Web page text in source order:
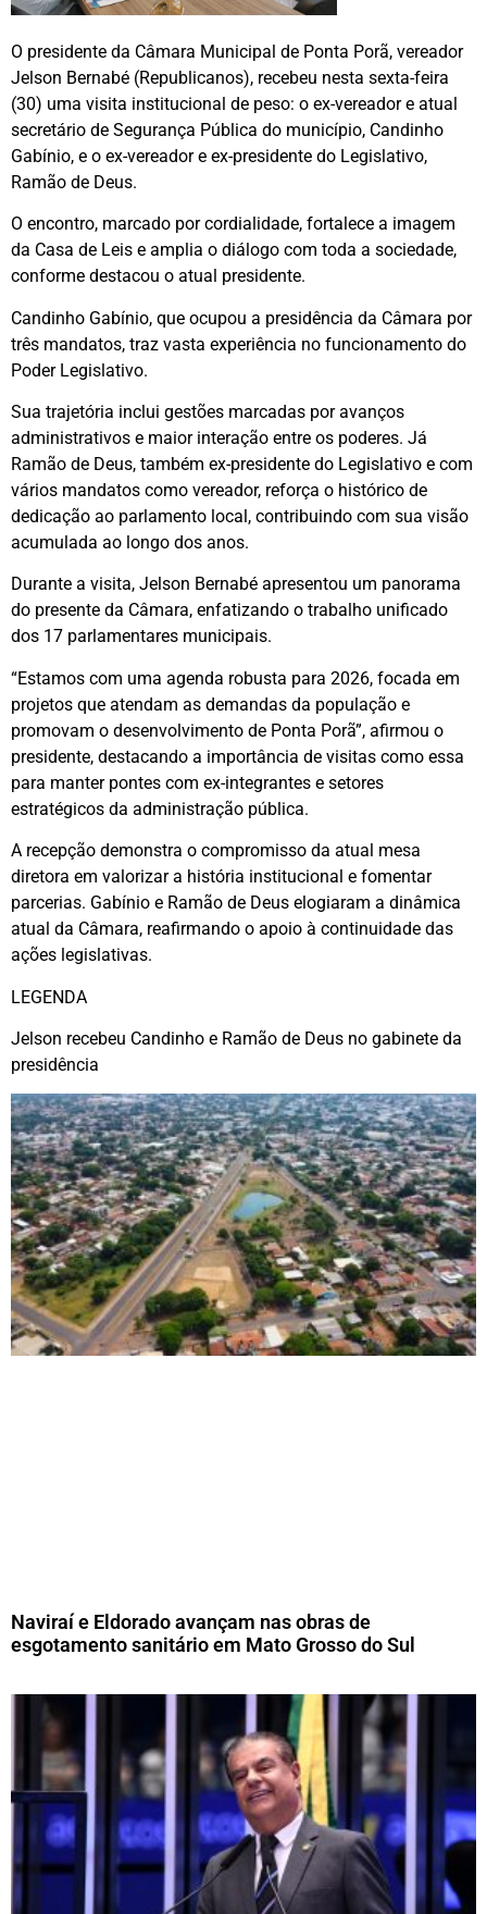
O presidente da Câmara Municipal de Ponta Porã, vereador
Jelson Bernabé (Republicanos), recebeu nesta sexta-feira
(30) uma visita institucional de peso: o ex-vereador e atual
secretário de Segurança Pública do município, Candinho
Gabínio, e o ex-vereador e ex-presidente do Legislativo,
Ramão de Deus.
O encontro, marcado por cordialidade, fortalece a imagem
da Casa de Leis e amplia o diálogo com toda a sociedade,
conforme destacou o atual presidente.
Candinho Gabínio, que ocupou a presidência da Câmara por
três mandatos, traz vasta experiência no funcionamento do
Poder Legislativo.
Sua trajetória inclui gestões marcadas por avanços
administrativos e maior interação entre os poderes. Já
Ramão de Deus, também ex-presidente do Legislativo e com
vários mandatos como vereador, reforça o histórico de
dedicação ao parlamento local, contribuindo com sua visão
acumulada ao longo dos anos.
Durante a visita, Jelson Bernabé apresentou um panorama
do presente da Câmara, enfatizando o trabalho unificado
dos 17 parlamentares municipais.
“Estamos com uma agenda robusta para 2026, focada em
projetos que atendam as demandas da população e
promovam o desenvolvimento de Ponta Porã”, afirmou o
presidente, destacando a importância de visitas como essa
para manter pontes com ex-integrantes e setores
estratégicos da administração pública.
A recepção demonstra o compromisso da atual mesa
diretora em valorizar a história institucional e fomentar
parcerias. Gabínio e Ramão de Deus elogiaram a dinâmica
atual da Câmara, reafirmando o apoio à continuidade das
ações legislativas.
LEGENDA
Jelson recebeu Candinho e Ramão de Deus no gabinete da
presidência
Naviraí e Eldorado avançam nas obras de
esgotamento sanitário em Mato Grosso do Sul